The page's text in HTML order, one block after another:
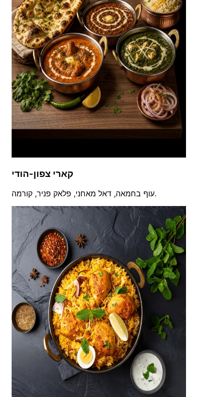
קארי צפון-הודי
עוף בחמאה, דאל מאחני, פלאק פניר, קורמה.